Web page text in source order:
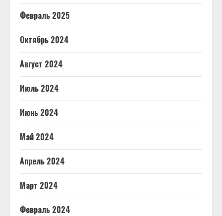
Февраль 2025
Октябрь 2024
Август 2024
Июль 2024
Июнь 2024
Май 2024
Апрель 2024
Март 2024
Февраль 2024